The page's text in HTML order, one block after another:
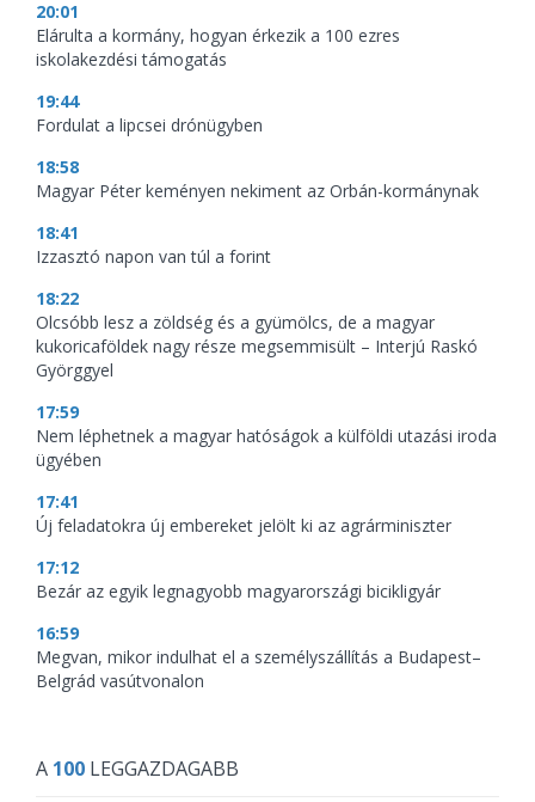
20:01
Elárulta a kormány, hogyan érkezik a 100 ezres
iskolakezdési támogatás
19:44
Fordulat a lipcsei drónügyben
18:58
Magyar Péter keményen nekiment az Orbán-kormánynak
18:41
Izzasztó napon van túl a forint
18:22
Olcsóbb lesz a zöldség és a gyümölcs, de a magyar
kukoricaföldek nagy része megsemmisült – Interjú Raskó
Györggyel
17:59
Nem léphetnek a magyar hatóságok a külföldi utazási iroda
ügyében
17:41
Új feladatokra új embereket jelölt ki az agrárminiszter
17:12
Bezár az egyik legnagyobb magyarországi bicikligyár
16:59
Megvan, mikor indulhat el a személyszállítás a Budapest–
Belgrád vasútvonalon
A 100 LEGGAZDAGABB